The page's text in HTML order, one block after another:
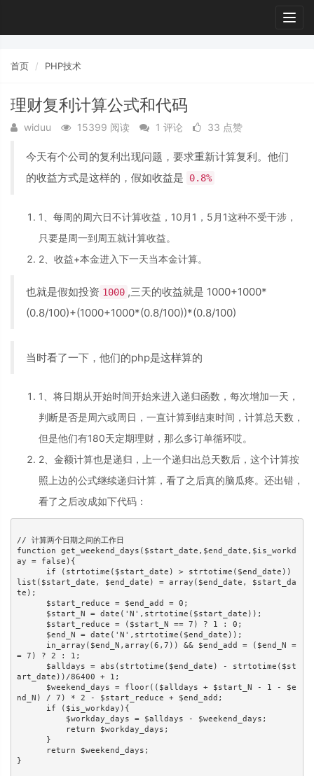
首页 PHP技术
理财复利计算公式和代码
widuu 15399 阅读 1 评论 33 点赞
今天有个公司的复利出现问题，要求重新计算复利。他们
的收益方式是这样的，假如收益是
0.8%
1、每周的周六日不计算收益，10月1，5月1这种不受干涉，
只要是周一到周五就计算收益。
2、收益+本金进入下一天当本金计算。
也就是假如投资 1000 ,三天的收益就是 1000+1000*
(0.8/100)+(1000+1000*(0.8/100))*(0.8/100)
当时看了一下，他们的php是这样算的
1、将日期从开始时间开始来进入递归函数，每次增加一天，
判断是否是周六或周日，一直计算到结束时间，计算总天数，
但是他们有180天定期理财，那么多订单循环哎。
2、金额计算也是递归，上一个递归出总天数后，这个计算按
照上边的公式继续递归计算，看了之后真的脑瓜疼。还出错，
看了之后改成如下代码：
// 计算两个日期之间的工作日
function get_weekend_days($start_date,$end_date,$is_workd
ay = false){
list($start_date, $end_date) = array($end_date, $start_da
te);
= 7) ? 2 : 1;
art_date))/86400 + 1;
nd_N) / 7) * 2 - $start_reduce + $end_add;
}